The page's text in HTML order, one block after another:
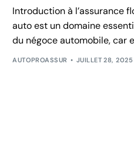
Introduction à l’assurance
auto est un domaine
du négoce automobile, car
AUTOPROASSUR JUILLET 28, 2025